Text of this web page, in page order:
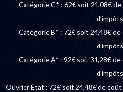
Catégorie C* : 62€ soit 21,08€
d’impôts
Catégorie B* : 72€ soit 24,48€
d’impôts
Catégorie A* : 92€ soit 31,28€
d’impôts
Ouvrier État : 72€ soit 24,48€ de